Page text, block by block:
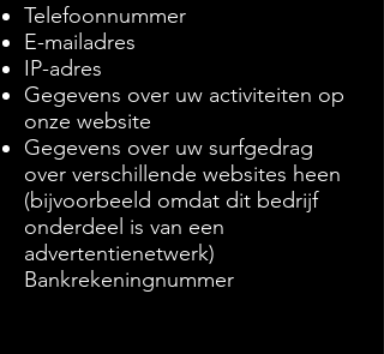
Telefoonnummer
E-mailadres
IP-adres
Gegevens over uw activiteiten op
onze website
Gegevens over uw surfgedrag
over verschillende websites heen
(bijvoorbeeld omdat dit bedrijf
onderdeel is van een
advertentienetwerk)
Bankrekeningnummer